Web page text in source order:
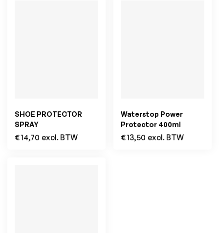
SHOE PROTECTOR
SPRAY
€14,70 excl. BTW
Waterstop Power
Protector 400ml
€13,50 excl. BTW